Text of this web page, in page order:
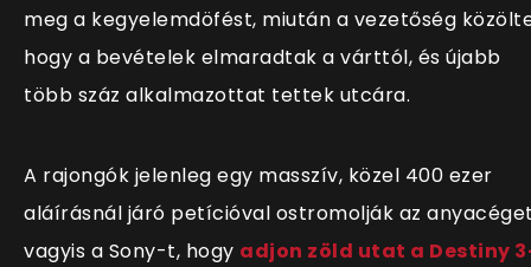
meg a kegyelemdöfést, miután a vezetőség
hogy a bevételek elmaradtak a várttól, és újabb
több száz alkalmazottat tettek utcára.
A rajongók jelenleg egy masszív, közel 400 ezer
aláírásnál járó petícióval ostromolják az
vagyis a Sony-t, hogy adjon zöld utat a Destiny